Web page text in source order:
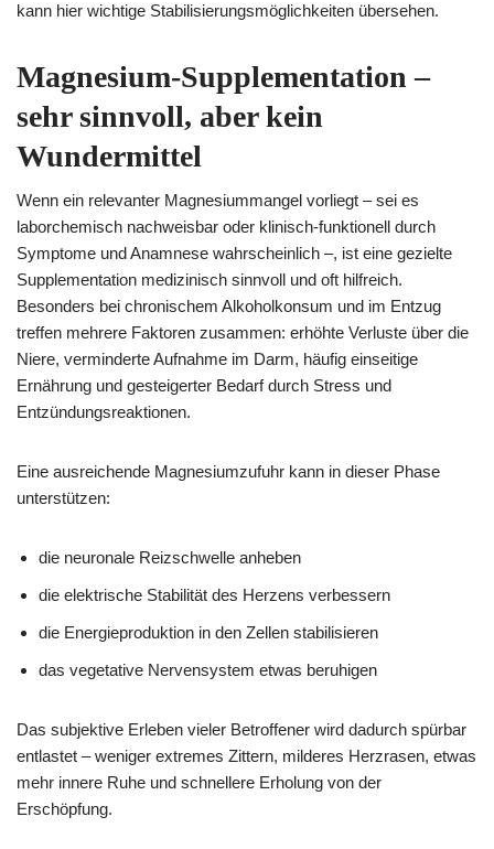
kann hier wichtige Stabilisierungsmöglichkeiten übersehen.
Magnesium-Supplementation –
sehr sinnvoll, aber kein
Wundermittel
Wenn ein relevanter Magnesiummangel vorliegt – sei es
laborchemisch nachweisbar oder klinisch-funktionell durch
Symptome und Anamnese wahrscheinlich –, ist eine gezielte
Supplementation medizinisch sinnvoll und oft hilfreich.
Besonders bei chronischem Alkoholkonsum und im Entzug
treffen mehrere Faktoren zusammen: erhöhte Verluste über die
Niere, verminderte Aufnahme im Darm, häufig einseitige
Ernährung und gesteigerter Bedarf durch Stress und
Entzündungsreaktionen.
Eine ausreichende Magnesiumzufuhr kann in dieser Phase
unterstützen:
die neuronale Reizschwelle anheben
die elektrische Stabilität des Herzens verbessern
die Energieproduktion in den Zellen stabilisieren
das vegetative Nervensystem etwas beruhigen
Das subjektive Erleben vieler Betroffener wird dadurch spürbar
entlastet – weniger extremes Zittern, milderes Herzrasen, etwas
mehr innere Ruhe und schnellere Erholung von der
Erschöpfung.